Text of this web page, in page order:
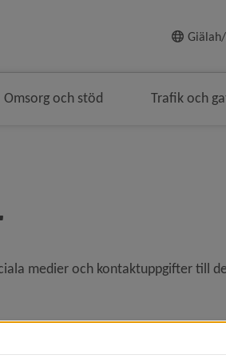
Omsorg och stöd Trafik och
medier och kontaktuppgifter till